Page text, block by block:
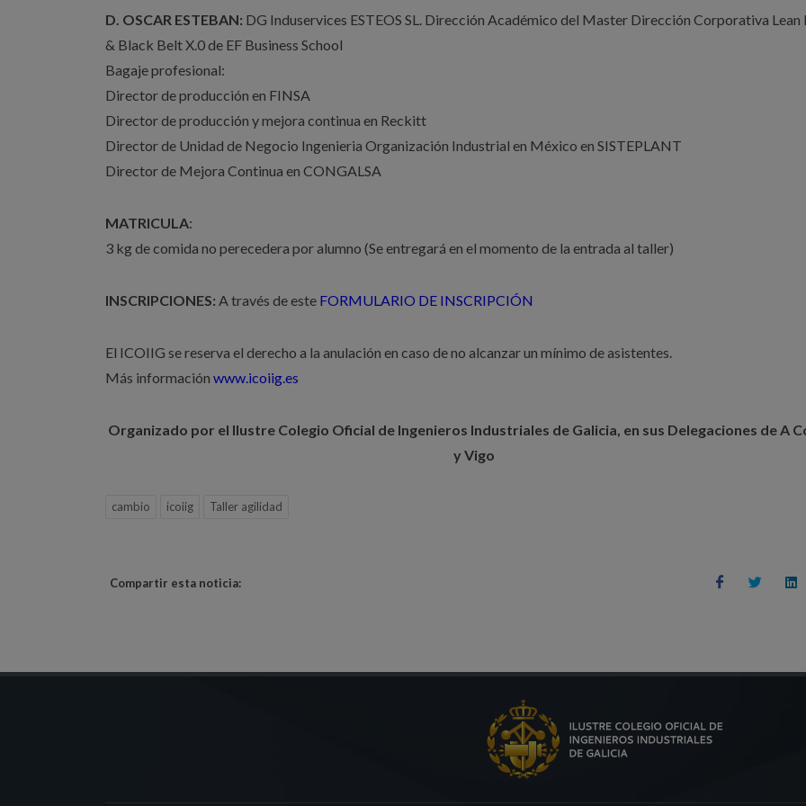
D. OSCAR ESTEBAN: DG Induservices ESTEOS SL. Dirección Académico del Master Dirección Corporativa Lean
& Black Belt X.0 de EF Business School
Bagaje profesional:
Director de producción en FINSA
Director de producción y mejora continua en Reckitt
Director de Unidad de Negocio Ingenieria Organización Industrial en México en SISTEPLANT
Director de Mejora Continua en CONGALSA
MATRICULA:
3 kg de comida no perecedera por alumno (Se entregará en el momento de la entrada al taller)
INSCRIPCIONES: A través de este FORMULARIO DE INSCRIPCIÓN
El ICOIIG se reserva el derecho a la anulación en caso de no alcanzar un mínimo de asistentes.
Más información www.icoiig.es
Organizado por el Ilustre Colegio Oficial de Ingenieros Industriales de Galicia, en sus Delegaciones de A
y Vigo
cambio icoiig Taller agilidad
Compartir esta noticia: